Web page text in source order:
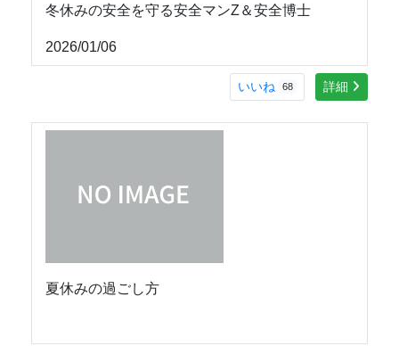
冬休みの安全を守る安全マンZ＆安全博士
2026/01/06
いいね 68 詳細
夏休みの過ごし方